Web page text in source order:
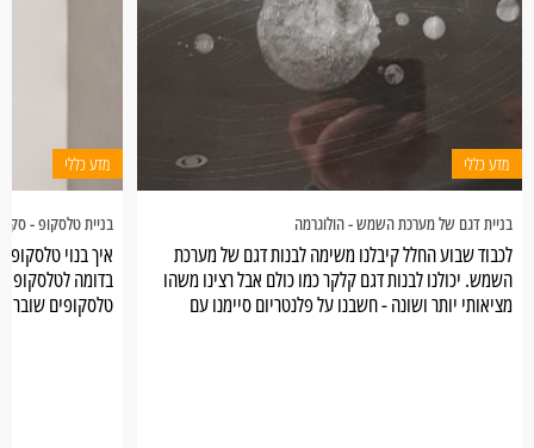
מדע כללי
בניית דגם של מערכת השמש - הולוגרמה
לכבוד שבוע החלל קיבלנו משימה לבנות דגם של מערכת
השמש. יכולנו לבנות דגם קלקר כמו כולם אבל רצינו משהו
מציאותי יותר ושונה - חשבנו על פלנטריום סיימנו עם
מדע כללי
בניית טלסקופ -
איך בנוי
בדומה לטלסקופ
טלסקופים שוברי